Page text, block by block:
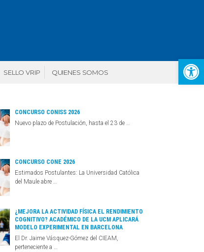
SELLO VRIP QUIENES SOMOS
CONCURSO CONISS 2026
Nuevo plazo de Postulación, hasta el 23 de …
CONCURSO CONE 2026
Estimados Postulantes: La Universidad Católica
del Maule abre …
¿MEJORA LA ACTIVIDAD FÍSICA EL RENDIMIENTO
COGNITIVO? ACADÉMICO DE LA UCM APLICARÁ
MODELO EXPERIMENTAL EN BARCELONA
El Dr. Jaime Vásquez-Gómez del CIEAM,
perteneciente a …